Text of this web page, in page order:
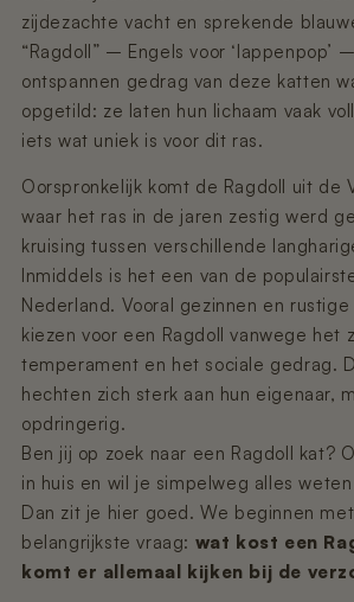
€449,00 Pre-order
€19,99
Nano 3 - Trommel (Wit)
€99,99 Uitverkocht
Nano 3 - Pootjesveger
€14,99
Nano 3 - Tofu-filter
€14,99
Nano 3 - Bentoniet-filter
(Rooster/Zeef)
€14,99
Nano 3 - Magneetclip
€14,99
kabel)
€14,99
Onderstel van Poopy Nano
Zwart/Wit
€149,99 Uitverkocht
Nano 2 & 3 –
Nano 2 – Pootjesveger
€14,99
Nano 2 – Pootjesveger
Nano 2 – Trommelring
€14,99
zijdezachte vacht en sprekende
“Ragdoll” – Engels voor ‘lappenpop’
ontspannen gedrag van deze katten
opgetild: ze laten hun lichaam vaak
iets wat uniek is voor dit ras.
Oorspronkelijk komt de Ragdoll uit de
waar het ras in de jaren zestig werd
kruising tussen verschillende
Inmiddels is het een van de
Nederland. Vooral gezinnen en rustige
kiezen voor een Ragdoll vanwege het
temperament en het sociale gedrag.
hechten zich sterk aan hun eigenaar,
opdringerig.
Ben jij op zoek naar een Ragdoll kat?
in huis en wil je simpelweg alles
Dan zit je hier goed. We beginnen
belangrijkste vraag: wat kost een
komt er allemaal kijken bij de